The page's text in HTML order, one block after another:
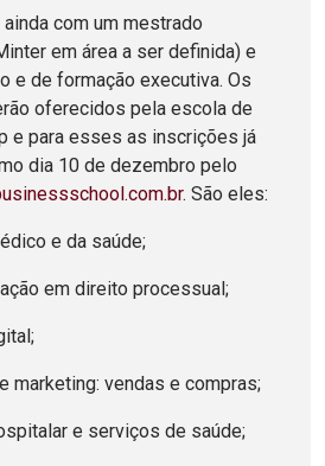
com um mestrado
em área a ser definida) e
e de formação executiva. Os
oferecidos pela escola de
e para esses as inscrições já
dia 10 de dezembro pelo
. São eles:
e da saúde;
em direito processual;
marketing: vendas e compras;
e serviços de saúde;